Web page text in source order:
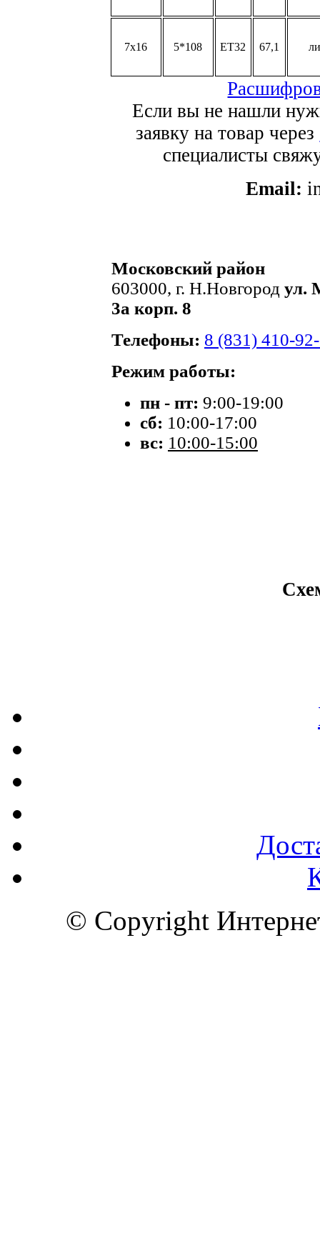
7x16 5*108 ET32 67,1
Если вы не нашли
заявку на товар через
специалисты
Email:
Московский район
603000, г. Н.Новгород ул.
3а корп. 8
Телефоны: 8 (831) 410-
Режим работы:
пн - пт: 9:00-19:00
сб: 10:00-17:00
вс: 10:00-15:00
© Copyright